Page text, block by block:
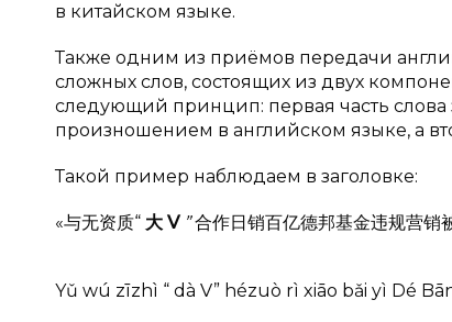
в китайском языке.
Также одним из приёмов передачи
сложных слов, состоящих из двух
следующий принцип: первая часть слова
произношением в английском языке, а
Такой пример наблюдаем в заголовке:
«与无资质“ 大 V ”合作日销百亿德邦基金违规营销
Yǔ wú zīzhì “ dà V” hézuò rì xiāo bǎi yì Dé